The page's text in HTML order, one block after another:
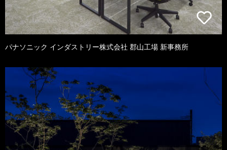
パナソニック インダストリー株式会社 郡山工場 新事務所